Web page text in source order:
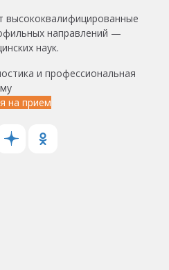
высококвалифицированные
направлений —
наук.
на прием